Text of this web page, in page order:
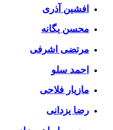
افشین آذری
محسن یگانه
مرتضی اشرفی
احمد سلو
مازیار فلاحی
رضا یزدانی